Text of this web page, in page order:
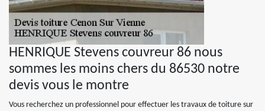
HENRIQUE Stevens couvreur 86 nous
sommes les moins chers du 86530 notre
devis vous le montre
Vous recherchez un professionnel pour effectuer les travaux de toiture sur